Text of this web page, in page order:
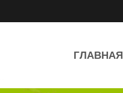
ГЛАВНАЯ